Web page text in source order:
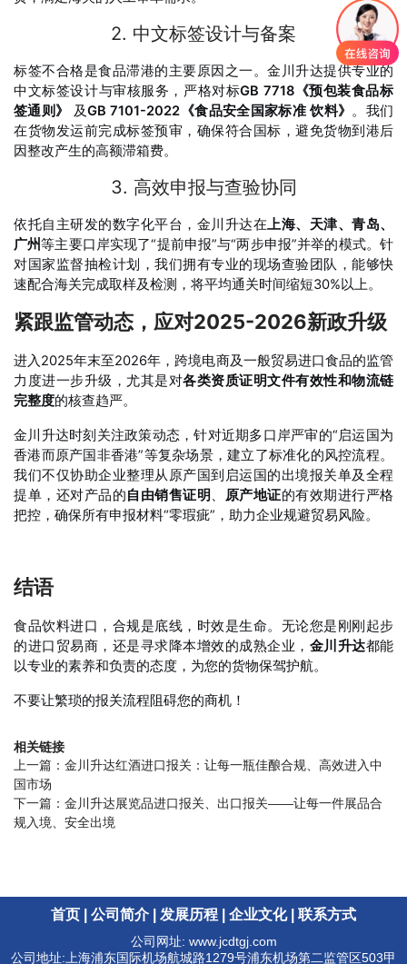
2. 中文标签设计与备案
标签不合格是食品滞港的主要原因之一。金川升达提供专业的
中文标签设计与审核服务，严格对标GB 7718《预包装食品标
签通则》
及GB 7101-2022《食品安全国家标准 饮料》 。我们
在货物发运前完成标签预审，确保符合国标，避免货物到港后
因整改产生的高额滞箱费。
3. 高效申报与查验协同
依托自主研发的数字化平台，金川升达在上海、天津、青岛、
广州等主要口岸实现了“提前申报”与“两步申报”并举的模式。针
对国家监督抽检计划，我们拥有专业的现场查验团队，能够快
速配合海关完成取样及检测，将平均通关时间缩短30%以上。
紧跟监管动态，应对2025-2026新政升级
进入2025年末至2026年，跨境电商及一般贸易进口食品的监管
力度进一步升级，尤其是对各类资质证明文件有效性和物流链
完整度的核查趋严。
金川升达时刻关注政策动态，针对近期多口岸严审的“启运国为
香港而原产国非香港”等复杂场景，建立了标准化的风控流程。
我们不仅协助企业整理从原产国到启运国的出境报关单及全程
提单，还对产品的自由销售证明 、 原产地证的有效期进行严格
把控，确保所有申报材料“零瑕疵”，助力企业规避贸易风险。
结语
食品饮料进口，合规是底线，时效是生命。无论您是刚刚起步
的进口贸易商，还是寻求降本增效的成熟企业， 金川升达都能
以专业的素养和负责的态度，为您的货物保驾护航。
不要让繁琐的报关流程阻碍您的商机！
相关链接
上一篇： 金川升达红酒进口报关：让每一瓶佳酿合规、高效进入中
国市场
下一篇： 金川升达展览品进口报关、出口报关——让每一件展品合
规入境、安全出境
首页 公司简介| 发展历程 企业文化| 联系方式
公司网址: www.jcdtgj.com
公司地址:上海浦东国际机场航城路1279号浦东机场第二监管区503甲